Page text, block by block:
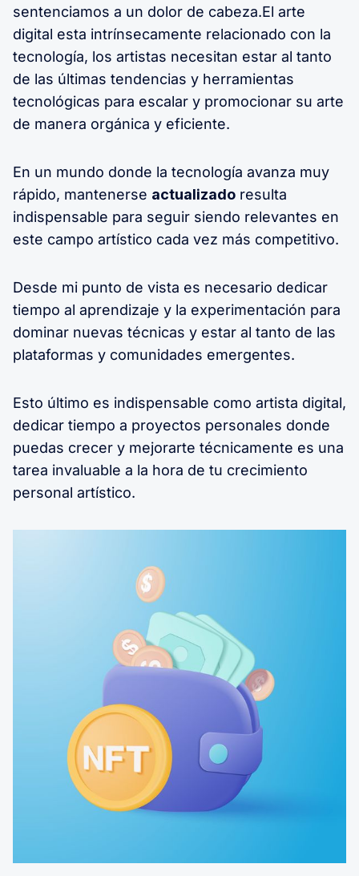
sentenciamos a un dolor de cabeza.El arte
digital esta intrínsecamente relacionado con la
tecnología, los artistas necesitan estar al tanto
de las últimas tendencias y herramientas
tecnológicas para escalar y promocionar su arte
de manera orgánica y eficiente.
En un mundo donde la tecnología avanza muy
rápido, mantenerse actualizado resulta
indispensable para seguir siendo relevantes en
este campo artístico cada vez más competitivo.
Desde mi punto de vista es necesario dedicar
tiempo al aprendizaje y la experimentación para
dominar nuevas técnicas y estar al tanto de las
plataformas y comunidades emergentes.
Esto último es indispensable como artista digital,
dedicar tiempo a proyectos personales donde
puedas crecer y mejorarte técnicamente es una
tarea invaluable a la hora de tu crecimiento
personal artístico.